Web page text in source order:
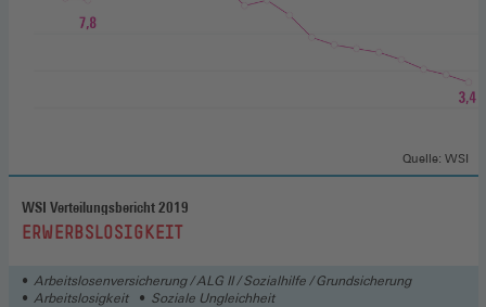
WSI Verteilungsbericht 2019
:ERWERBSLOSIGKEIT
Quelle: WSI
Arbeitslosenversicherung / ALG II / Sozialhilfe / Grundsicherung
Arbeitslosigkeit
Soziale Ungleichheit